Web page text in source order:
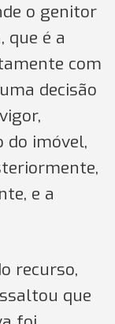
o genitor
que é a
com
decisão
do imóvel,
e a
recurso,
que